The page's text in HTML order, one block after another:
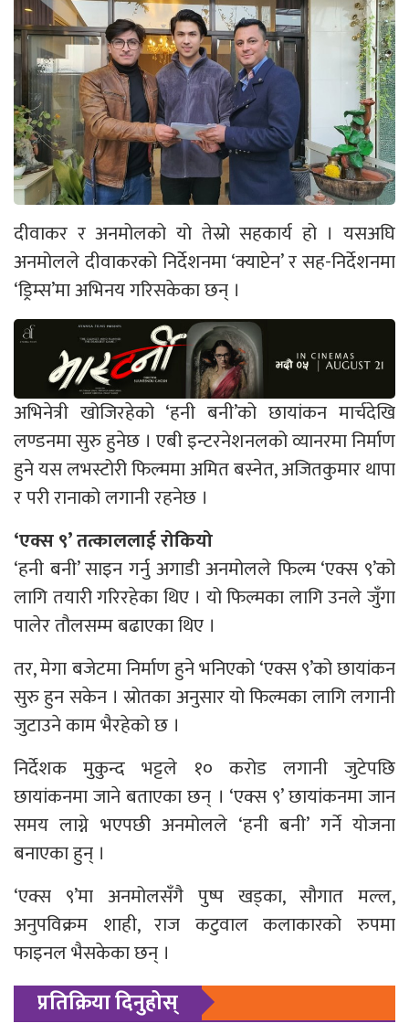
दीवाकर र अनमोलको यो तेस्रो सहकार्य हो । यसअघि
अनमोलले दीवाकरको निर्देशनमा ‘क्याप्टेन’ र सह-निर्देशनमा
‘ड्रिम्स’मा अभिनय गरिसकेका छन् ।
अभिनेत्री खोजिरहेको ‘हनी बनी’को छायांकन मार्चदेखि
लण्डनमा सुरु हुनेछ । एबी इन्टरनेशनलको व्यानरमा निर्माण
हुने यस लभस्टोरी फिल्ममा अमित बस्नेत, अजितकुमार थापा
र परी रानाको लगानी रहनेछ ।
‘एक्स ९’ तत्काललाई रोकियो
‘हनी बनी’ साइन गर्नु अगाडी अनमोलले फिल्म ‘एक्स ९’को
लागि तयारी गरिरहेका थिए । यो फिल्मका लागि उनले जुँगा
पालेर तौलसम्म बढाएका थिए ।
तर, मेगा बजेटमा निर्माण हुने भनिएको ‘एक्स ९’को छायांकन
सुरु हुन सकेन । स्रोतका अनुसार यो फिल्मका लागि लगानी
जुटाउने काम भैरहेको छ ।
निर्देशक मुकुन्द भट्टले १० करोड लगानी जुटेपछि
छायांकनमा जाने बताएका छन् । ‘एक्स ९’ छायांकनमा जान
समय लाग्ने भएपछी अनमोलले ‘हनी बनी’ गर्ने योजना
बनाएका हुन् ।
‘एक्स ९’मा अनमोलसँगै पुष्प खड्का, सौगात मल्ल,
अनुपविक्रम शाही, राज कटुवाल कलाकारको रुपमा
फाइनल भैसकेका छन् ।
प्रतिक्रिया दिनुहोस्